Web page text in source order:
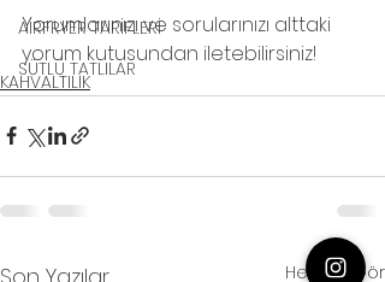
AİRFRYER TARİFLERİ
SÜTLÜ TATLILAR
Yorumlarınızı ve sorularınızı alttaki
yorum kutusundan iletebilirsiniz!
KAHVALTILIK
Hepsini Gör